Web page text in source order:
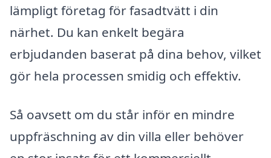
lämpligt företag för fasadtvätt i din
närhet. Du kan enkelt begära
erbjudanden baserat på dina behov, vilket
gör hela processen smidig och effektiv.
Så oavsett om du står inför en mindre
uppfräschning av din villa eller behöver